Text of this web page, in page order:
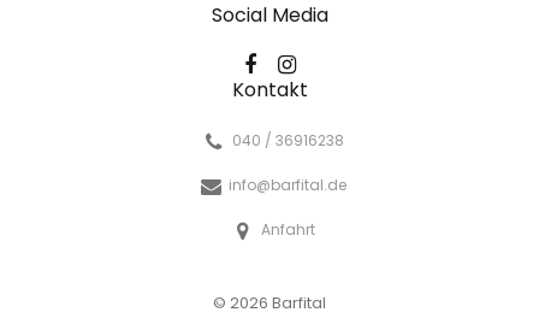
Social Media
Kontakt
040 / 36916238
info@barfital.de
Anfahrt
© 2026 Barfital